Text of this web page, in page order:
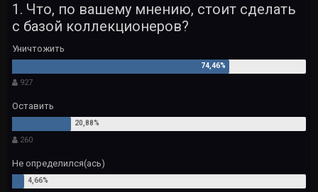
1. Что, по вашему мнению, стоит сделать
с базой коллекционеров?
Уничтожить
927
Оставить
260
Не определился(ась)